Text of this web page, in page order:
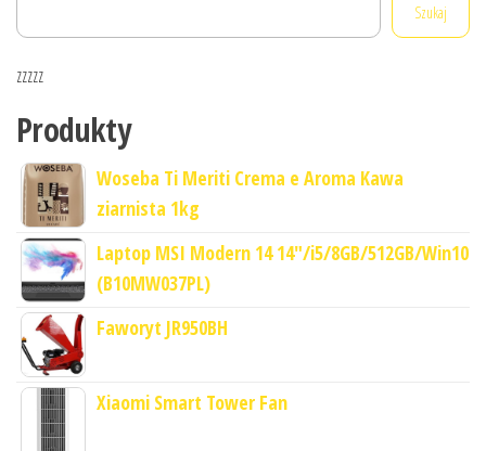
Szukaj
zzzzz
Produkty
Woseba Ti Meriti Crema e Aroma Kawa
ziarnista 1kg
Laptop MSI Modern 14 14"/i5/8GB/512GB/Win10
(B10MW037PL)
Faworyt JR950BH
Xiaomi Smart Tower Fan